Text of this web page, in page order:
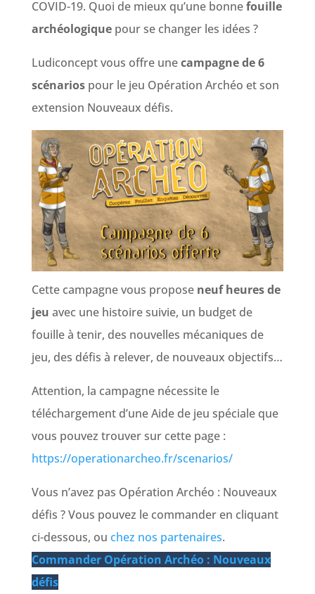
COVID-19. Quoi de mieux qu’une bonnefouille
archéologiquepour se changer les idées ?
Ludiconcept vous offre unecampagne de 6
scénariospour le jeu Opération Archéo et son
extension Nouveaux défis.
Cette campagne vous proposeneuf heures de
jeu avec une histoire suivie, un budget de
fouille à tenir, des nouvelles mécaniques de
jeu, des défis à relever, de nouveaux objectifs…
Attention, la campagne nécessite le
téléchargement d’une Aide de jeu spéciale que
vous pouvez trouver sur cette page :
https://operationarcheo.fr/scenarios/
Vous n’avez pas Opération Archéo : Nouveaux
défis ? Vous pouvez le commander en cliquant
ci-dessous, ou chez nos partenaires.
Commander Opération Archéo : Nouveaux
défis